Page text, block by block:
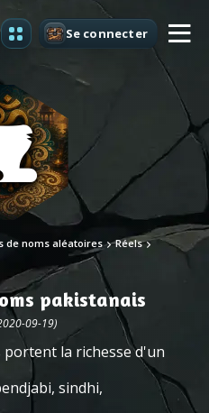
Se connecter
de noms aléatoires Réels
pakistanais
09-19)
la richesse d'un
sindhi,